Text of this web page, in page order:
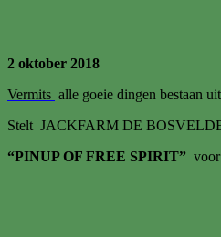
2 oktober 2018
Vermits alle goeie dingen bestaan
Stelt JACKFARM DE
“PINUP OF FREE SPIRIT”